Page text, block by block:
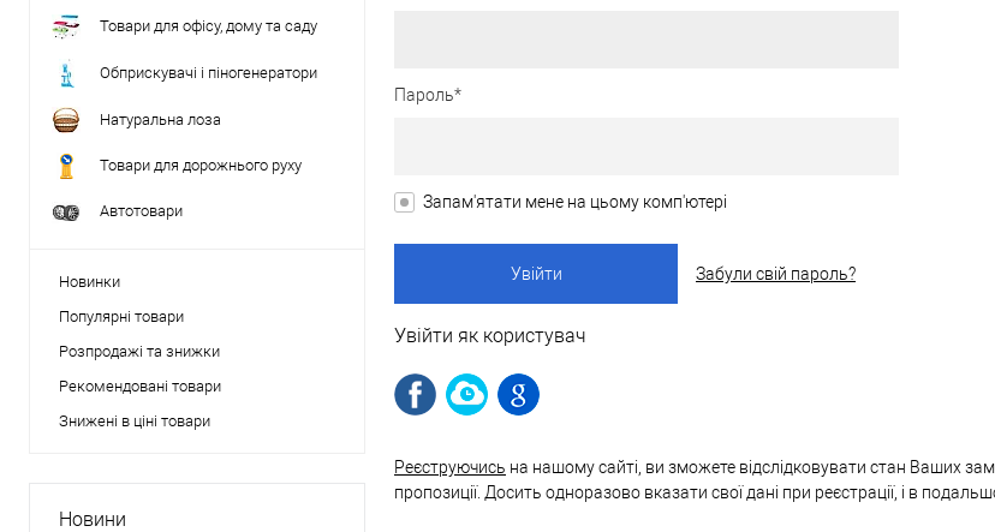
Товари для офісу, дому та саду
Обприскувачі і піногенератори
Натуральна лоза
Товари для дорожнього руху
Автотовари
Новинки
Популярні товари
Розпродажі та знижки
Рекомендовані товари
Знижені в ціні товари
Новини
Пароль*
Запам'ятати мене на цьому комп'ютері
Забули свій пароль?
Увійти як користувач
Реєструючись на нашому сайті, ви зможете відслідковувати стан Ваших
пропозиції. Досить одноразово вказати свої дані при реєстрації, і в